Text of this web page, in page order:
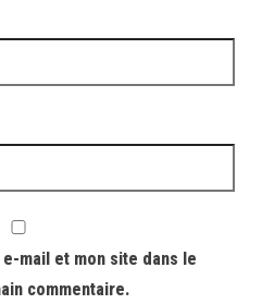
mail et mon site dans le
commentaire.